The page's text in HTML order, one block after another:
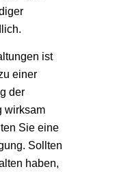
ist
einer
der
wirksam
Sie eine
Sollten
haben,